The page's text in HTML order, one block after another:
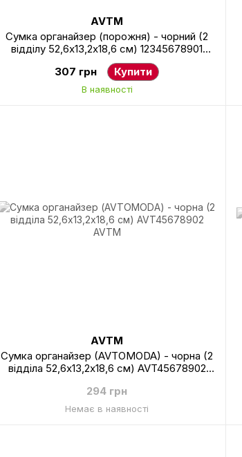
AVTM
Сумка органайзер (порожня) - чорний (2
відділу 52,6х13,2х18,6 см) 12345678901
AVTM
307 грн Купити
В наявності
AVTM
Сумка органайзер (AVTOMODA) - чорна (2
відділа 52,6х13,2х18,6 см) AVT45678902
294 грн
Немає в наявності